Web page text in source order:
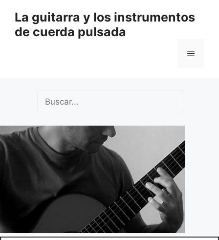
contenido
La guitarra y los instrumentos
de cuerda pulsada
Menú